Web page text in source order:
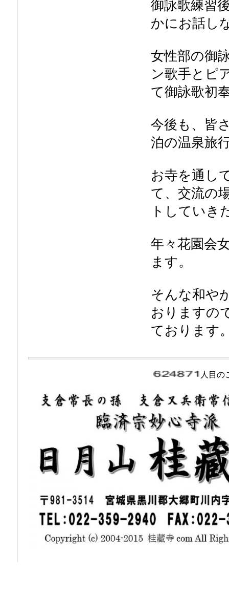
御詠歌練習
かにお話し
女性部の御
ン歌手とピ
て御詠歌初
今後も、皆
泊の温泉旅
お寺を通し
て、交流の
トしていき
年々花園会
ます。
そんな和や
おりますの
ております
人目の